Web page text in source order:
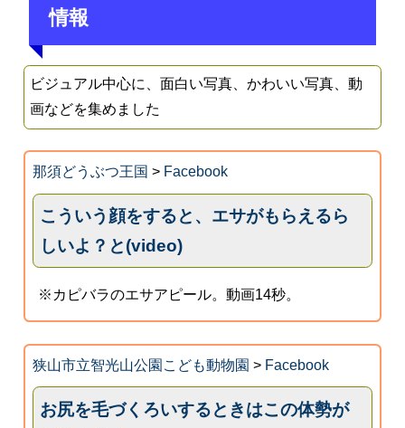
情報
ビジュアル中心に、面白い写真、かわいい写真、動
画などを集めました
那須どうぶつ王国 > Facebook
こういう顔をすると、エサがもらえるら
しいよ？と(video)
※カピバラのエサアピール。動画14秒。
狭山市立智光山公園こども動物園 > Facebook
お尻を毛づくろいするときはこの体勢が